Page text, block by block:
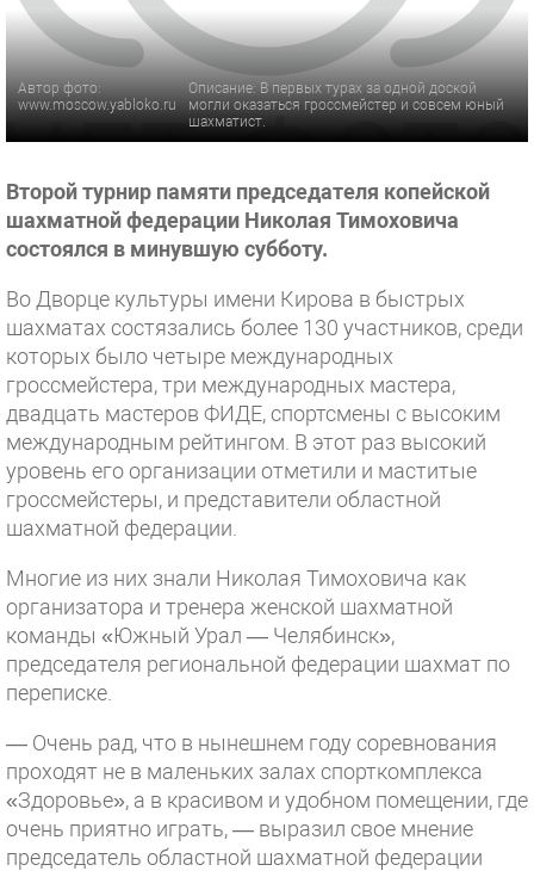
Автор фото:
www.moscow.yabloko.ru
Описание: В первых турах за одной доской
могли оказаться гроссмейстер и совсем юный
шахматист.
Второй турнир памяти председателя копейской
шахматной федерации Николая Тимоховича
состоялся в минувшую субботу.
Во Дворце культуры имени Кирова в быстрых
шахматах состязались более 130 участников, среди
которых было четыре международных
гроссмейстера, три международных мастера,
двадцать мастеров ФИДЕ, спортсмены с высоким
международным рейтингом. В этот раз высокий
уровень его организации отметили и маститые
гроссмейстеры, и представители областной
шахматной федерации.
Многие из них знали Николая Тимоховича как
организатора и тренера женской шахматной
команды «Южный Урал — Челябинск»,
председателя региональной федерации шахмат по
переписке.
— Очень рад, что в нынешнем году соревнования
проходят не в маленьких залах спорткомплекса
«Здоровье», а в красивом и удобном помещении, где
очень приятно играть, — выразил свое мнение
председатель областной шахматной федерации